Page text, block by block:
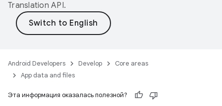
Translation API.
Android Developers Develop
Core areas
App data and files
Эта информация оказалась полезной?